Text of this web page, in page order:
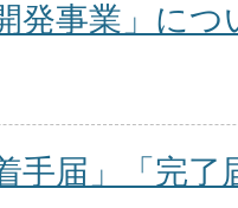
発事業」につ
手届」「完了